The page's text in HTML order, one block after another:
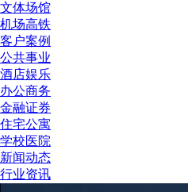
文体场馆
机场高铁
客户案例
公共事业
酒店娱乐
办公商务
金融证券
住宅公寓
学校医院
新闻动态
行业资讯